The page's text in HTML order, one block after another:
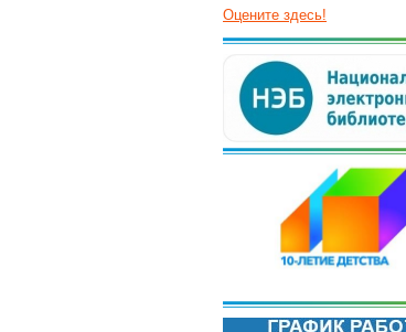
Оцените здесь!